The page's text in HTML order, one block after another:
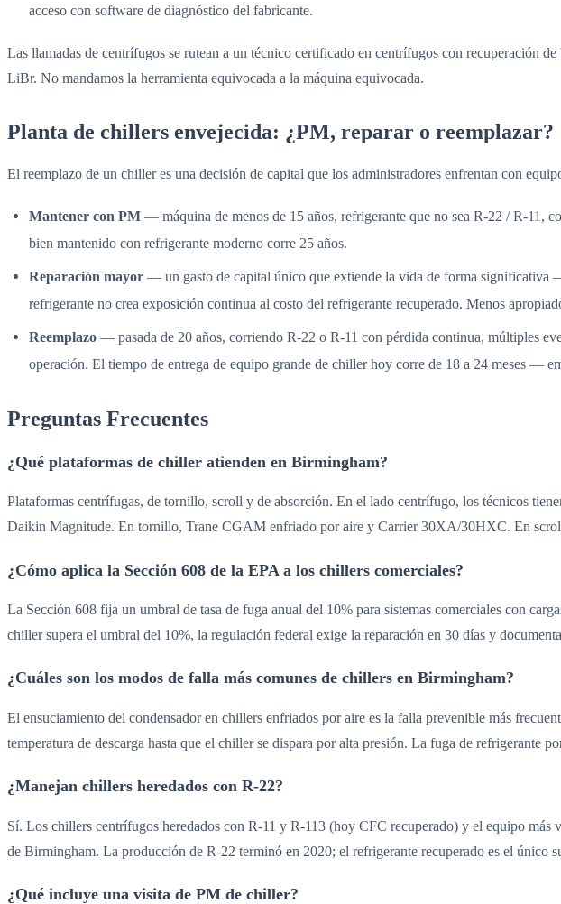
acceso con software de diagnóstico del fabricante.
Las llamadas de centrífugos se rutean a un técnico certificado en centrífugos con recuperación
LiBr. No mandamos la herramienta equivocada a la máquina equivocada.
Planta de chillers envejecida: ¿PM, reparar o reemplazar?
El reemplazo de un chiller es una decisión de capital que los administradores enfrentan con
Mantener con PM — máquina de menos de 15 años, refrigerante que no sea R-22 / R-11,
bien mantenido con refrigerante moderno corre 25 años.
Reparación mayor — un gasto de capital único que extiende la vida de forma significativa
refrigerante no crea exposición continua al costo del refrigerante recuperado. Menos
Reemplazo — pasada de 20 años, corriendo R-22 o R-11 con pérdida continua, múltiples
operación. El tiempo de entrega de equipo grande de chiller hoy corre de 18 a 24 meses —
Preguntas Frecuentes
¿Qué plataformas de chiller atienden en Birmingham?
Plataformas centrífugas, de tornillo, scroll y de absorción. En el lado centrífugo, los técnicos
Daikin Magnitude. En tornillo, Trane CGAM enfriado por aire y Carrier 30XA/30HXC. En
¿Cómo aplica la Sección 608 de la EPA a los chillers comerciales?
La Sección 608 fija un umbral de tasa de fuga anual del 10% para sistemas comerciales con
chiller supera el umbral del 10%, la regulación federal exige la reparación en 30 días y
¿Cuáles son los modos de falla más comunes de chillers en Birmingham?
El ensuciamiento del condensador en chillers enfriados por aire es la falla prevenible más
temperatura de descarga hasta que el chiller se dispara por alta presión. La fuga de refrigerante
¿Manejan chillers heredados con R-22?
Sí. Los chillers centrífugos heredados con R-11 y R-113 (hoy CFC recuperado) y el equipo
de Birmingham. La producción de R-22 terminó en 2020; el refrigerante recuperado es el único
¿Qué incluye una visita de PM de chiller?